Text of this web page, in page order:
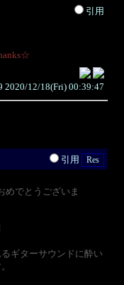
引用
2020/12/18(Fri) 00:39:47
引用
めでとうございま
ギターサウンドに酔い